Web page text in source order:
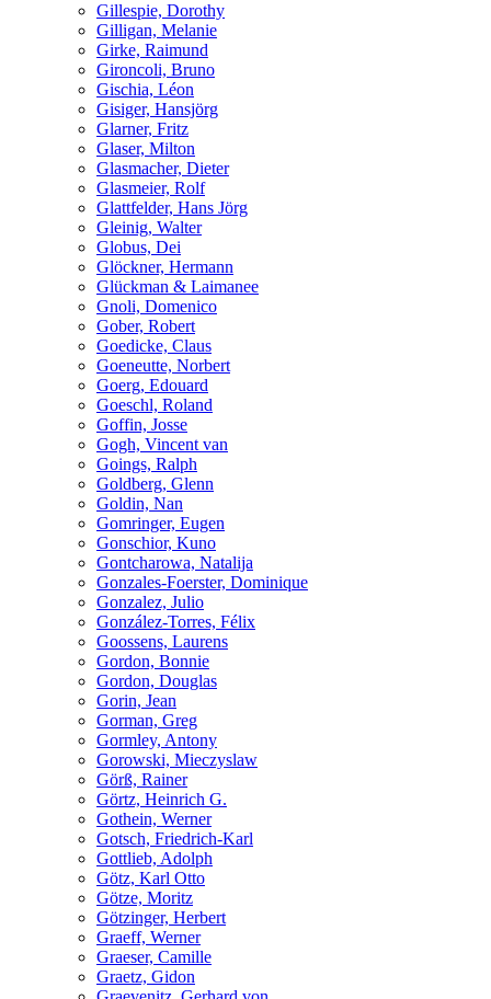
Gillespie, Dorothy
Gilligan, Melanie
Girke, Raimund
Gironcoli, Bruno
Gischia, Léon
Gisiger, Hansjörg
Glarner, Fritz
Glaser, Milton
Glasmacher, Dieter
Glasmeier, Rolf
Glattfelder, Hans Jörg
Gleinig, Walter
Globus, Dei
Glöckner, Hermann
Glückman & Laimanee
Gnoli, Domenico
Gober, Robert
Goedicke, Claus
Goeneutte, Norbert
Goerg, Edouard
Goeschl, Roland
Goffin, Josse
Gogh, Vincent van
Goings, Ralph
Goldberg, Glenn
Goldin, Nan
Gomringer, Eugen
Gonschior, Kuno
Gontcharowa, Natalija
Gonzales-Foerster, Dominique
Gonzalez, Julio
González-Torres, Félix
Goossens, Laurens
Gordon, Bonnie
Gordon, Douglas
Gorin, Jean
Gorman, Greg
Gormley, Antony
Gorowski, Mieczyslaw
Görß, Rainer
Görtz, Heinrich G.
Gothein, Werner
Gotsch, Friedrich-Karl
Gottlieb, Adolph
Götz, Karl Otto
Götze, Moritz
Götzinger, Herbert
Graeff, Werner
Graeser, Camille
Graetz, Gidon